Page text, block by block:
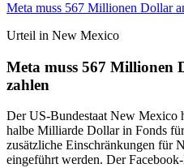
Meta muss 567 Millionen Dollar
Urteil in New Mexico
Meta muss 567 Millionen
zahlen
Der US-Bundestaat New Mexico
halbe Milliarde Dollar in Fonds
zusätzliche Einschränkungen für
eingeführt werden. Der